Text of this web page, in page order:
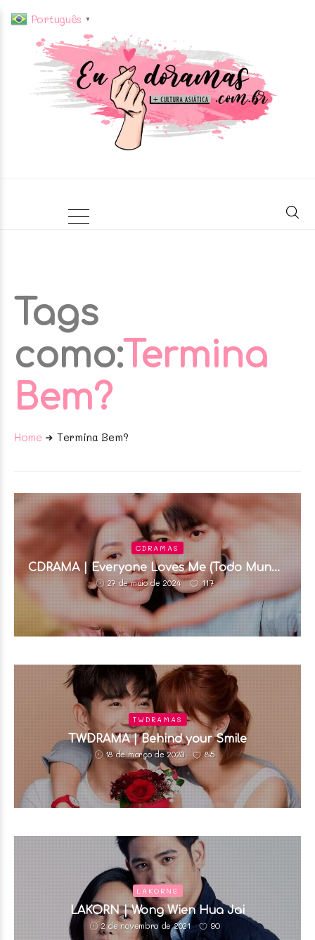
Tags
como:Termina
Bem?
Home Termina Bem?
CDRAMAS
CDRAMA | Everyone Loves Me (Todo Mundo
me Ama)
27 de maio de 2024 117
TWDRAMAS
TWDRAMA | Behind your Smile
18 de março de 2023 85
LAKORNS
LAKORN | Wong Wien Hua Jai
2 de novembro de 2021 90
Português ▼